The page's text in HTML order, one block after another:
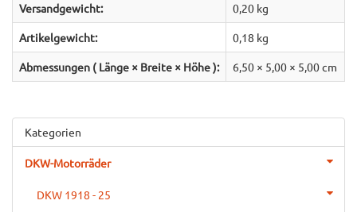
Versandgewicht: 0,20 kg
Artikelgewicht: 0,18 kg
Abmessungen ( Länge × Breite × Höhe ): 6,50 × 5,00 × 5,00 cm
Kategorien
DKW-Motorräder
DKW 1918 - 25